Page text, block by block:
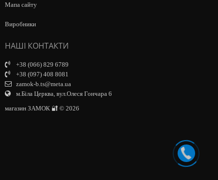
Мапа сайту
Виробники
НАШІ КОНТАКТИ
+38 (066) 829 6789
+38 (097) 408 8081
zamok-b.ts@meta.ua
м.Біла Церква, вул.Олеся Гончара 6
магазин ЗАМОК 🔐 © 2026